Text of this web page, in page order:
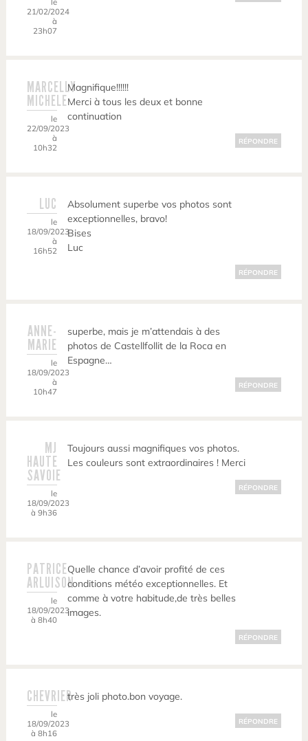
21/02/2024
à
23h07
MARCELLY
MICHELE
le
22/09/2023
à
10h32
Magnifique!!!!!!
Merci à tous les deux et bonne
continuation
RÉPONDRE
LUC
le
18/09/2023
à
16h52
Absolument superbe vos photos sont
exceptionnelles, bravo!
Bises
Luc
RÉPONDRE
ANNE-
MARIE
le
18/09/2023
à
10h47
superbe, mais je m’attendais à des
photos de Castellfollit de la Roca en
Espagne…
RÉPONDRE
MJ
HAUTE
SAVOIE
le
18/09/2023
à 9h36
Toujours aussi magnifiques vos photos.
Les couleurs sont extraordinaires ! Merci
RÉPONDRE
PATRICE
ARLUISON
le
18/09/2023
à 8h40
Quelle chance d’avoir profité de ces
conditions météo exceptionnelles. Et
comme à votre habitude,de très belles
images.
RÉPONDRE
CHEVRIER
le
18/09/2023
à 8h16
très joli photo.bon voyage.
RÉPONDRE